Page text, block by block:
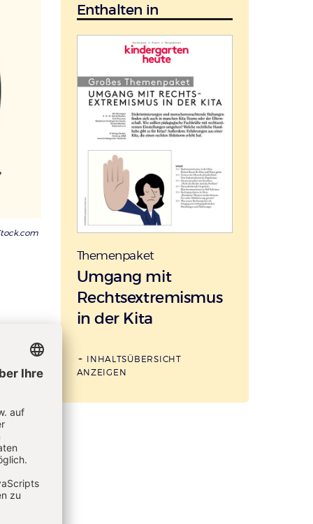
Enthalten in
Themenpaket
:Umgang mit
Rechtsextremismus
in der Kita
INHALTSÜBERSICHT
ANZEIGEN